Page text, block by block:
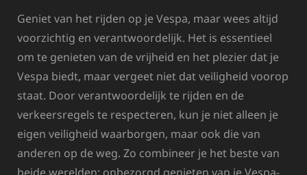
Geniet van het rijden op je Vespa, maar wees altijd
voorzichtig en verantwoordelijk. Het is essentieel
om te genieten van de vrijheid en het plezier dat je
Vespa biedt, maar vergeet niet dat veiligheid voorop
staat. Door verantwoordelijk te rijden en de
verkeersregels te respecteren, kun je niet alleen je
eigen veiligheid waarborgen, maar ook die van
anderen op de weg. Zo combineer je het beste van